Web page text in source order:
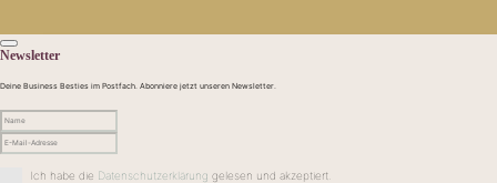
Newsletter
Deine Business Besties im Postfach. Abonniere jetzt unseren Newsletter.
Ich habe die Datenschutzerklärung gelesen und akzeptiert.